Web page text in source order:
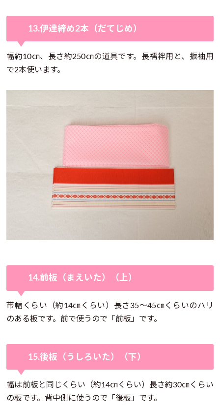
13.伊達締め2本（だてじめ）
幅約10㎝、長さ約250㎝の道具です。長襦袢用と、振袖用
で2本使います。
14.前板（まえいた）（上）
帯幅くらい（約14㎝くらい）長さ35～45㎝くらいのハリ
のある板です。前で使うので「前板」です。
15.後板（うしろいた）（下）
幅は前板と同じくらい（約14㎝くらい）長さ約30㎝くらい
の板です。背中側に使うので「後板」です。